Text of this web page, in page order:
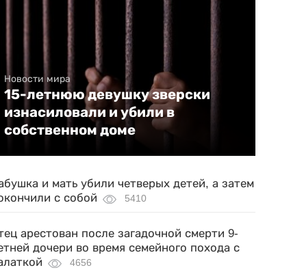
Новости мира
15-летнюю девушку зверски
изнасиловали и убили в
собственном доме
и мать убили четверых детей, а затем
с собой
5410
арестован после загадочной смерти 9-
дочери во время семейного похода с
4656